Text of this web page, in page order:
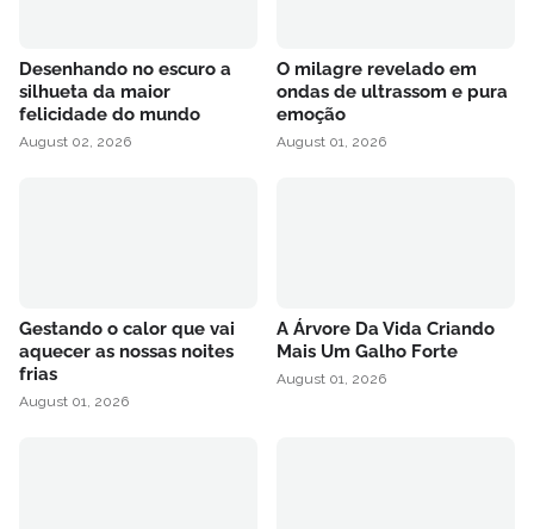
Desenhando no escuro a
silhueta da maior
felicidade do mundo
August 02, 2026
O milagre revelado em
ondas de ultrassom e pura
emoção
August 01, 2026
Gestando o calor que vai
aquecer as nossas noites
frias
August 01, 2026
A Árvore Da Vida Criando
Mais Um Galho Forte
August 01, 2026